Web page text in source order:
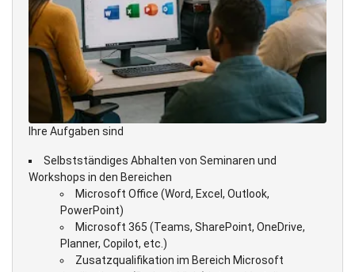
Ihre Aufgaben sind
Selbstständiges Abhalten von Seminaren und
Workshops in den Bereichen
Microsoft Office (Word, Excel, Outlook,
PowerPoint)
Microsoft 365 (Teams, SharePoint, OneDrive,
Planner, Copilot, etc.)
Zusatzqualifikation im Bereich Microsoft